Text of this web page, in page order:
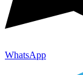
WhatsApp